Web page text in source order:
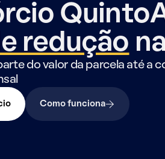
redução
do valor da parcela até a
Como funciona